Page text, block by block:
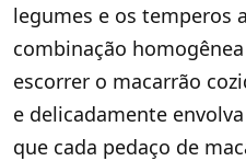
legumes e os temperos
combinação
escorrer o macarrão
e delicadamente
que cada pedaço de